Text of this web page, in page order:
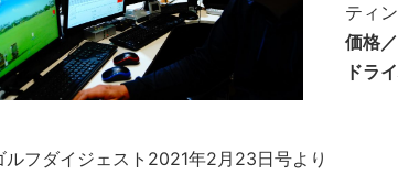
ティ
価格
ドラ
ルフダイジェスト2021年2月23日号より